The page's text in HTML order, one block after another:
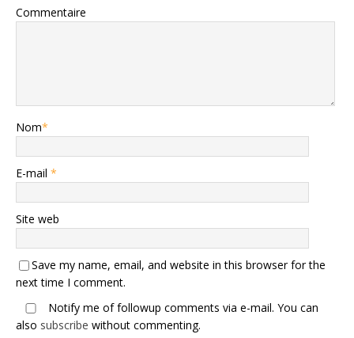
Commentaire
Nom*
E-mail *
Site web
Save my name, email, and website in this browser for the
next time I comment.
Notify me of followup comments via e-mail. You can
also subscribe without commenting.